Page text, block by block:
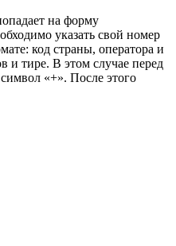
на форму
указать свой номер
код страны, оператора и
и тире. В этом случае перед
«+». После этого